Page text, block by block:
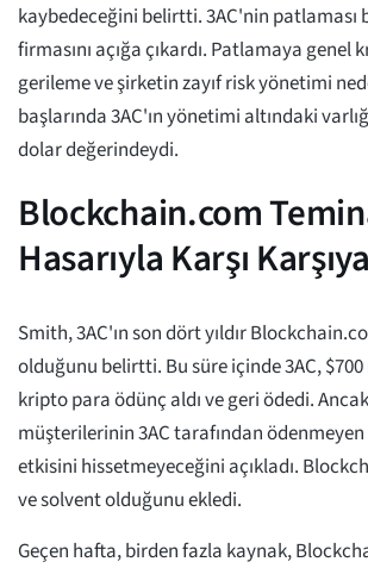
kaybedeceğini belirtti. 3AC'nin patlaması
firmasını açığa çıkardı. Patlamaya genel
gerileme ve şirketin zayıf risk yönetimi
başlarında 3AC'ın yönetimi altındaki
dolar değerindeydi.
Blockchain.com
Hasarıyla Karşı Karşıya
Smith, 3AC'ın son dört yıldır
olduğunu belirtti. Bu süre içinde 3AC,
kripto para ödünç aldı ve geri ödedi.
müşterilerinin 3AC tarafından
etkisini hissetmeyeceğini açıkladı.
ve solvent olduğunu ekledi.
Geçen hafta, birden fazla kaynak,